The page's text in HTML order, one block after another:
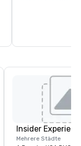
Insider
Mehrere Städte